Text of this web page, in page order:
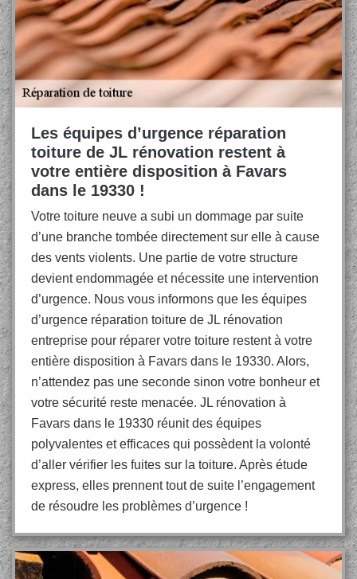
Les équipes d’urgence réparation
toiture de JL rénovation restent à
votre entière disposition à Favars
dans le 19330 !
Votre toiture neuve a subi un dommage par suite
d’une branche tombée directement sur elle à cause
des vents violents. Une partie de votre structure
devient endommagée et nécessite une intervention
d’urgence. Nous vous informons que les équipes
d’urgence réparation toiture de JL rénovation
entreprise pour réparer votre toiture restent à votre
entière disposition à Favars dans le 19330. Alors,
n’attendez pas une seconde sinon votre bonheur et
votre sécurité reste menacée. JL rénovation à
Favars dans le 19330 réunit des équipes
polyvalentes et efficaces qui possèdent la volonté
d’aller vérifier les fuites sur la toiture. Après étude
express, elles prennent tout de suite l’engagement
de résoudre les problèmes d’urgence !